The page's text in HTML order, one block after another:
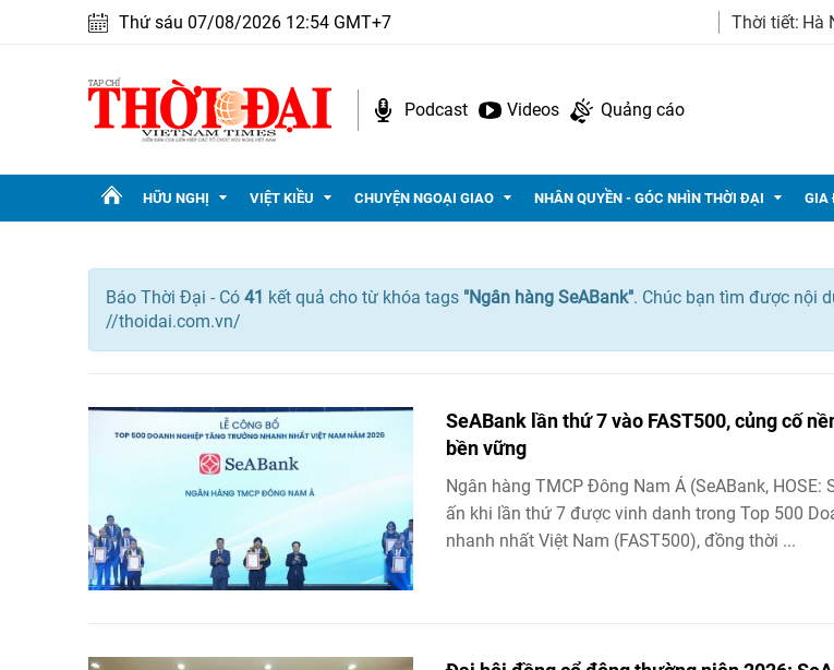
Thứ sáu 07/08/2026 12:54 GMT+7 Thời tiết: Hà
Podcast Videos Quảng cáo
HỮU NGHỊ VIỆT KIỀU CHUYỆN NGOẠI GIAO NHÂN QUYỀN - GÓC NHÌN THỜI ĐẠI GIA
Báo Thời Đại - Có 41 kết quả cho từ khóa tags "Ngân hàng SeABank". Chúc bạn tìm được nội
//thoidai.com.vn/
SeABank lần thứ 7 vào FAST500, củng cố
bền vững
Ngân hàng TMCP Đông Nam Á (SeABank, HOSE:
ấn khi lần thứ 7 được vinh danh trong Top 500
nhanh nhất Việt Nam (FAST500), đồng thời ...